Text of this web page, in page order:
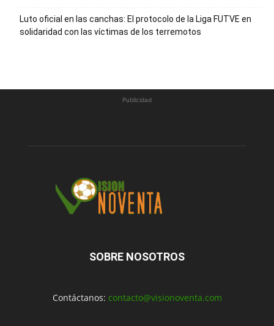
Luto oficial en las canchas: El protocolo de la Liga FUTVE en
solidaridad con las víctimas de los terremotos
Publicidad
SOBRE NOSOTROS
Contáctanos: contacto@visionoventa.com